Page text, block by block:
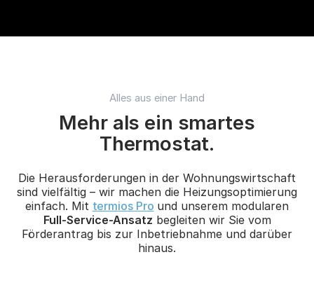
Alles aus einer Hand
Mehr als ein smartes
Thermostat.
Die Herausforderungen in der Wohnungswirtschaft
sind vielfältig – wir machen die Heizungsoptimierung
einfach. Mit termios Pro und unserem modularen
Full-Service-Ansatz begleiten wir Sie vom
Förderantrag bis zur Inbetriebnahme und darüber
hinaus.